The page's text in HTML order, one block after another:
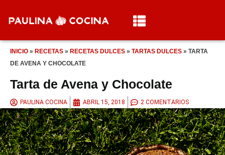
INICIO » RECETAS » RECETAS DULCES » TARTAS DULCES » TARTA
DE AVENA Y CHOCOLATE
Tarta de Avena y Chocolate
PAULINA COCINA ABRIL 15, 2018 2 COMENTARIOS